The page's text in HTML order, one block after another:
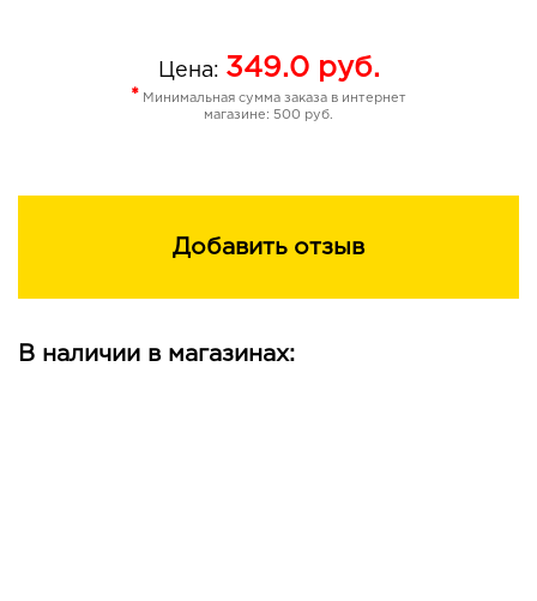
Витамин С обладает мощным антиоксидантным
действием, борется с бактериями на коже головы,
и восстановлению, придает гладкость и блеск.
Цена: 349.0руб.
* Минимальная сумма заказа в интернет
магазине: 500 руб.
Добавить отзыв
В наличии в магазинах: